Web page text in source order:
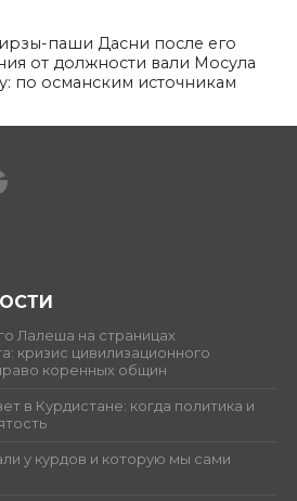
паши Дасни после его
от должности вали Мосула
по османским источникам
Лалеша на страницах
кризис цивилизационного
коренных общин
в Курдистане: когда политика и
у курдов и которую мы сами